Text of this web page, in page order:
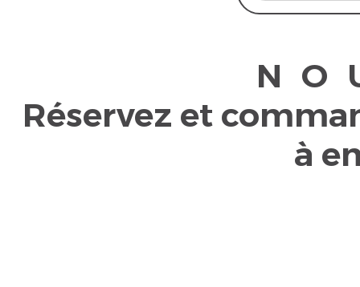
Réservez et
à